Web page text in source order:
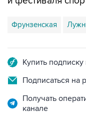
Фрунзенская
Купить
Подписаться на
Получать
канале